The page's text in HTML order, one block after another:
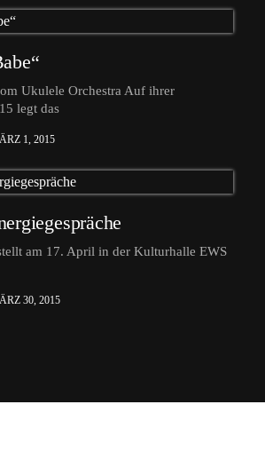
Ukulele Orchestra Auf ihrer
legt das
1, 2015
am 17. April in der Kulturhalle EWS
30, 2015